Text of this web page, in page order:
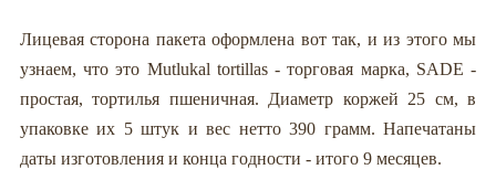
Лицевая сторона пакета оформлена вот так, и из этого мы
узнаем, что это Mutlukal tortillas - торговая марка, SADE -
простая, тортилья пшеничная. Диаметр коржей 25 см, в
упаковке их 5 штук и вес нетто 390 грамм. Напечатаны
даты изготовления и конца годности - итого 9 месяцев.